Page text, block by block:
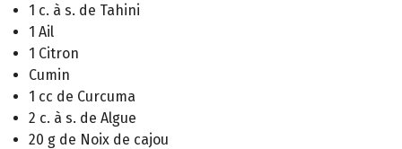
1 c. à s. de Tahini
1 Ail
1 Citron
Cumin
1 cc de Curcuma
2 c. à s. de Algue
20 g de Noix de cajou